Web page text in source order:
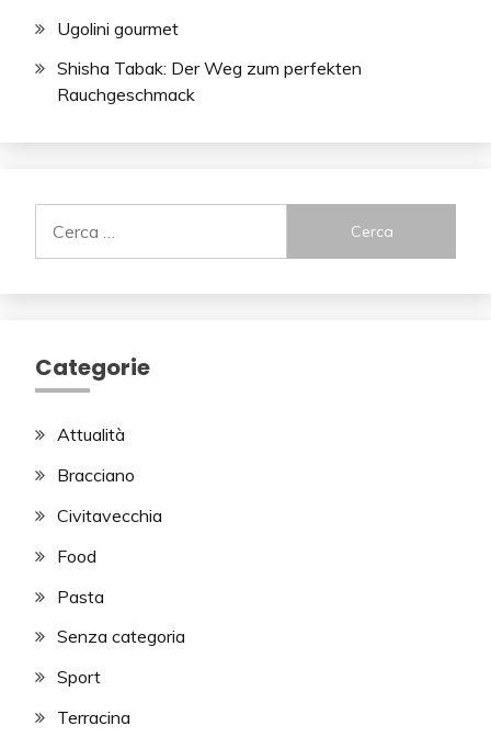
Ugolini gourmet
Shisha Tabak: Der Weg zum perfekten
Rauchgeschmack
per:
Categorie
Attualità
Bracciano
Civitavecchia
Food
Pasta
Senza categoria
Sport
Terracina